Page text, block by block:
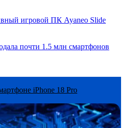
игровой ПК Ayaneo Slide
почти 1.5 млн смартфонов
iPhone 18 Pro